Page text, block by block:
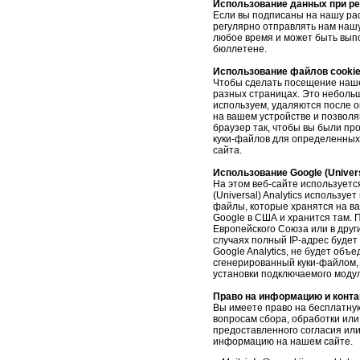
Использование данных при
Если вы подписаны на нашу
регулярно отправлять нам
любое время и может быть
бюллетене.
Использование файлов cookie
Чтобы сделать посещение
разных страницах. Это
используем, удаляются после
на вашем устройстве и
браузер так, чтобы вы были
куки-файлов для
сайта.
Использование Google
На этом веб-сайте
(Universal) Analytics
файлы, которые хранятся на
Google в США и хранится там.
Европейского Союза или в
случаях полный IP-адрес
Google Analytics, не будет
сгенерированный куки-файлом,
установки подключаемого
Право на информацию и
Вы имеете право на
вопросам сбора, обработки
предоставленного согласия
информацию на нашем сайте.